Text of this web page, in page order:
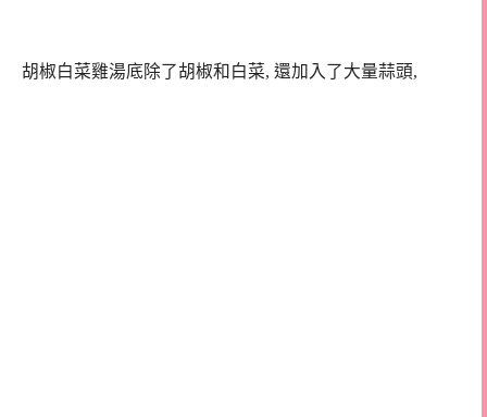
胡椒白菜雞湯底除了胡椒和白菜, 還加入了大量蒜頭,